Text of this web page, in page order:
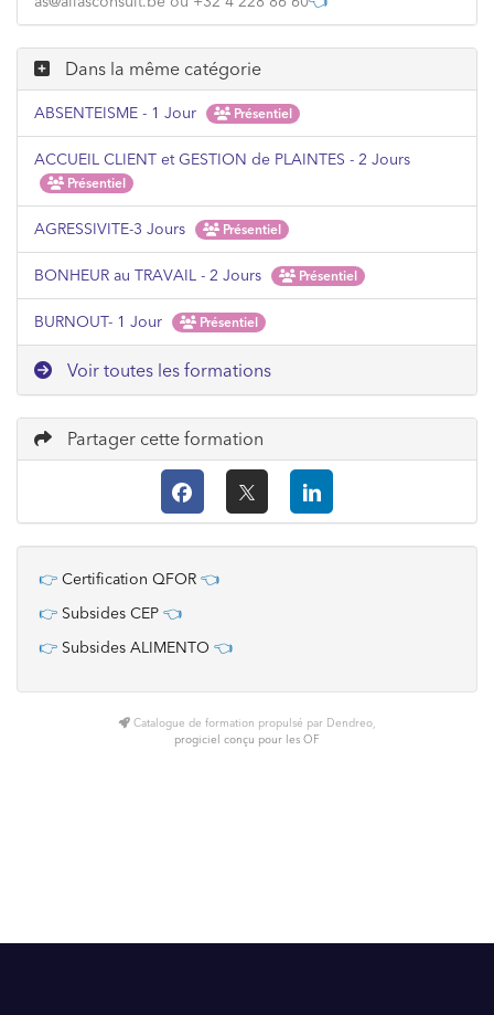
Dans la même catégorie
ABSENTEISME - 1 Jour Présentiel
ACCUEIL CLIENT et GESTION de PLAINTES - 2 Jours
Présentiel
AGRESSIVITE-3 Jours Présentiel
BONHEUR au TRAVAIL - 2 Jours Présentiel
BURNOUT- 1 Jour Présentiel
Voir toutes les formations
Partager cette formation
👉 Certification QFOR 👈
👉 Subsides CEP 👈
👉 Subsides ALIMENTO 👈
Catalogue de formation propulsé par Dendreo,
progiciel conçu pour les OF